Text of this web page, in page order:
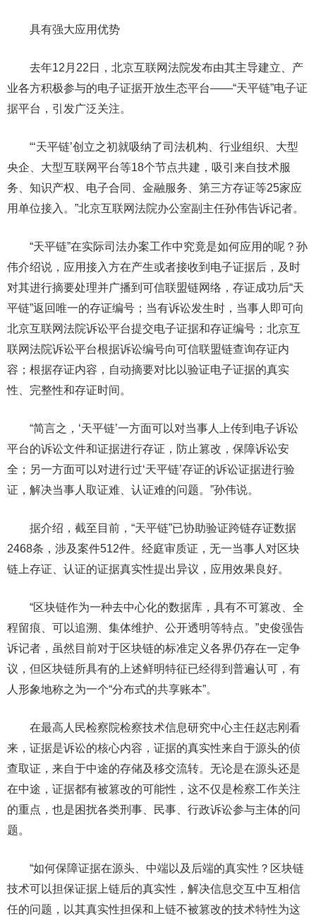
具有强大应用优势
去年12月22日，北京互联网法院发布由其主导建立、产
业各方积极参与的电子证据开放生态平台——“天平链”电子证
据平台，引发广泛关注。
“‘天平链’创立之初就吸纳了司法机构、行业组织、大型
央企、大型互联网平台等18个节点共建，吸引来自技术服
务、知识产权、电子合同、金融服务、第三方存证等25家应
用单位接入。”北京互联网法院办公室副主任孙伟告诉记者。
“天平链”在实际司法办案工作中究竟是如何应用的呢？孙
伟介绍说，应用接入方在产生或者接收到电子证据后，及时
对其进行摘要处理并广播到可信联盟链网络，存证成功后“天
平链”返回唯一的存证编号；当有诉讼发生时，当事人即可向
北京互联网法院诉讼平台提交电子证据和存证编号；北京互
联网法院诉讼平台根据诉讼编号向可信联盟链查询存证内
容；根据存证内容，自动摘要对比以验证电子证据的真实
性、完整性和存证时间。
“简言之，‘天平链’一方面可以对当事人上传到电子诉讼
平台的诉讼文件和证据进行存证，防止篡改，保障诉讼安
全；另一方面可以对进行过‘天平链’存证的诉讼证据进行验
证，解决当事人取证难、认证难的问题。”孙伟说。
据介绍，截至目前，“天平链”已协助验证跨链存证数据
2468条，涉及案件512件。经庭审质证，无一当事人对区块
链上存证、认证的证据真实性提出异议，应用效果良好。
“区块链作为一种去中心化的数据库，具有不可篡改、全
程留痕、可以追溯、集体维护、公开透明等特点。”史俊强告
诉记者，虽然目前对于区块链的标准定义各界仍存在一定争
议，但区块链所具有的上述鲜明特征已经得到普遍认可，有
人形象地称之为一个“分布式的共享账本”。
在最高人民检察院检察技术信息研究中心主任赵志刚看
来，证据是诉讼的核心内容，证据的真实性来自于源头的侦
查取证，来自于中途的存储及移交流转。无论是在源头还是
在中途，证据都有被篡改的可能性，这不仅是检察工作关注
的重点，也是困扰各类刑事、民事、行政诉讼参与主体的问
题。
“如何保障证据在源头、中端以及后端的真实性？区块链
技术可以担保证据上链后的真实性，解决信息交互中互相信
任的问题，以其真实性担保和上链不被篡改的技术特性为这